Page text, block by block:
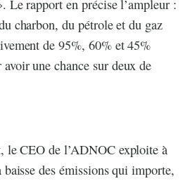
Le rapport en précise l’ampleur :
charbon, du pétrole et du gaz
de 95%, 60% et 45%
une chance sur deux de
le CEO de l’ADNOC exploite à
baisse des émissions qui importe,